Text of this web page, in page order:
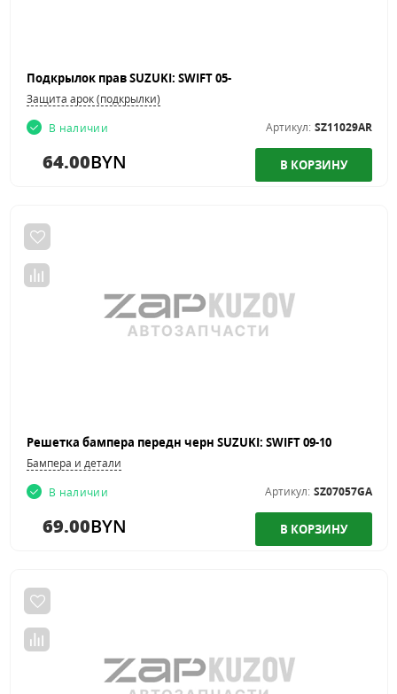
Подкрылок прав SUZUKI: SWIFT 05-
Защита арок (подкрылки)
В наличии
Артикул: SZ11029AR
64.00BYN
Решетка бампера передн черн SUZUKI: SWIFT 09-10
Бампера и детали
В наличии
Артикул: SZ07057GA
69.00BYN